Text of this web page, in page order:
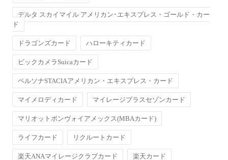
デルタ スカイマイル アメリカン･エキスプレス・ゴールド・カー
ド
ドラゴンズカード ハローキティカード
ビックカメラSuicaカード
ペルソナSTACIAアメリカン・エキスプレス・カード
マイメロディカード マイレージプラスセゾンカード
マリオットボンヴォイアメックス(MBAカード)
ライフカード リクルートカード
楽天ANAマイレージクラブカード 楽天カード